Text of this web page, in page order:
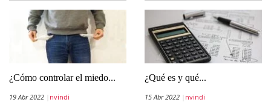
¿Cómo controlar el miedo...
19 Abr 2022 nvindi
¿Qué es y qué...
15 Abr 2022 nvindi